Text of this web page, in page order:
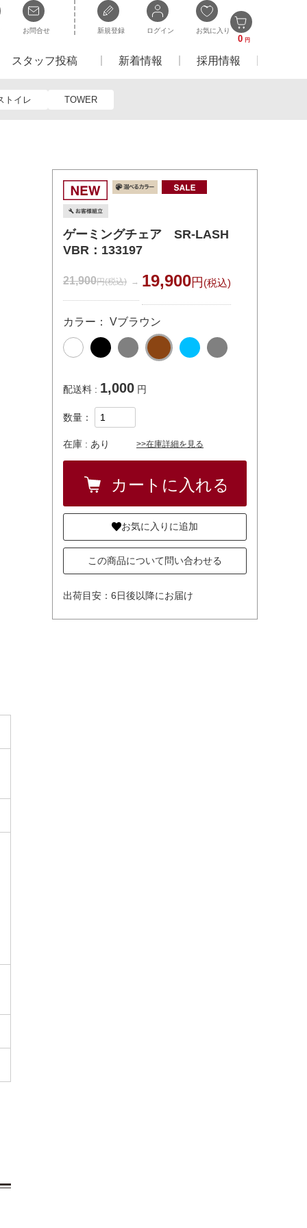
お問合せ 新規登録 ログイン お気に入り
0 円
スタッフ投稿 新着情報 採用情報
トイレ TOWER
ゲーミングチェア SR-LASH
VBR：133197
21,900円(税込) 19,900円 (税込)
カラー： Vブラウン
配送料 : 1,000 円
数量：
在庫 : あり >>在庫詳細を見る
お気に入りに追加
この商品について問い合わせる
出荷目安：6日後以降にお届け